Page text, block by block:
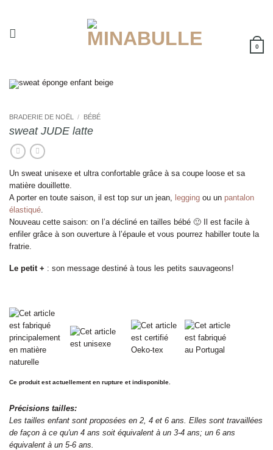
contenu
0
BRADERIE DE NOËL / BÉBÉ
sweat JUDE latte
Un sweat unisexe et ultra confortable grâce à sa coupe loose et sa
matière douillette.
A porter en toute saison, il est top sur un jean, legging ou un pantalon
élastiqué
Nouveau cette saison: on l’a décliné en tailles bébé 🙂 Il est facile à
enfiler grâce à son ouverture à l’épaule et vous pourrez habiller toute la
fratrie.
Le petit + : son message destiné à tous les petits sauvageons!
Ce produit est actuellement en rupture et indisponible.
Précisions tailles:
Les tailles enfant sont proposées en 2, 4 et 6 ans. Elles sont travaillées
de façon à ce qu'un 4 ans soit équivalent à un 3-4 ans; un 6 ans
équivalent à un 5-6 ans.